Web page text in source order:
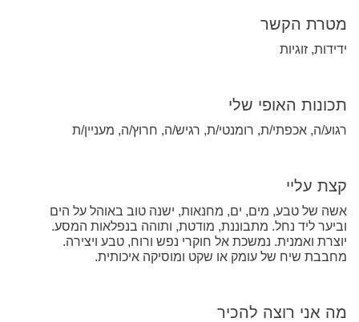
מטרת הקשר
ידידות, זוגיות
תכונות האופי שלי
רגוע/ה, אכפתי/ת, רומנטי/ת, רגיש/ה, חרוץ/ה, מעניין/ת
קצת עליי
אשה של טבע, מים, ים, מחנאות, ישנה טוב באוהל על הים
וביער ליד נחל. מתבוננת, מודטת, ותוהה בנפלאות המסע.
יוצרת ואמנית. נמשכת אל חוקרי נפש ורוח, טבע ויצירה.
מחבבת שיח של עומק או שקט ומוסיקה איכותית.
מה אני רוצה להכיר